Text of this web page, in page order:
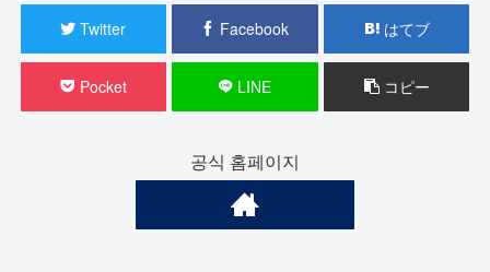
Twitter Facebook はてブ
Pocket LINE コピー
공식 홈페이지